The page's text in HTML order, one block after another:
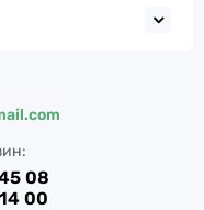
08
00